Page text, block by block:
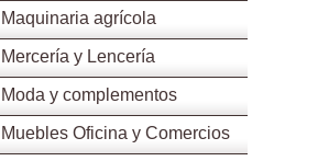
Maquinaria agrícola
Mercería y Lencería
Moda y complementos
Muebles Oficina y Comercios